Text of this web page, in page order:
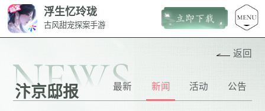
浮生忆玲珑
古风甜宠探案手游
NEWS
汴京邸报
返回
最新 新闻 活动 公告